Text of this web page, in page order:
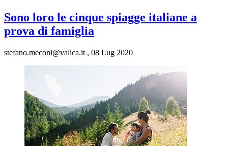
Sono loro le cinque spiagge italiane a
prova di famiglia
stefano.meconi@valica.it , 08 Lug 2020